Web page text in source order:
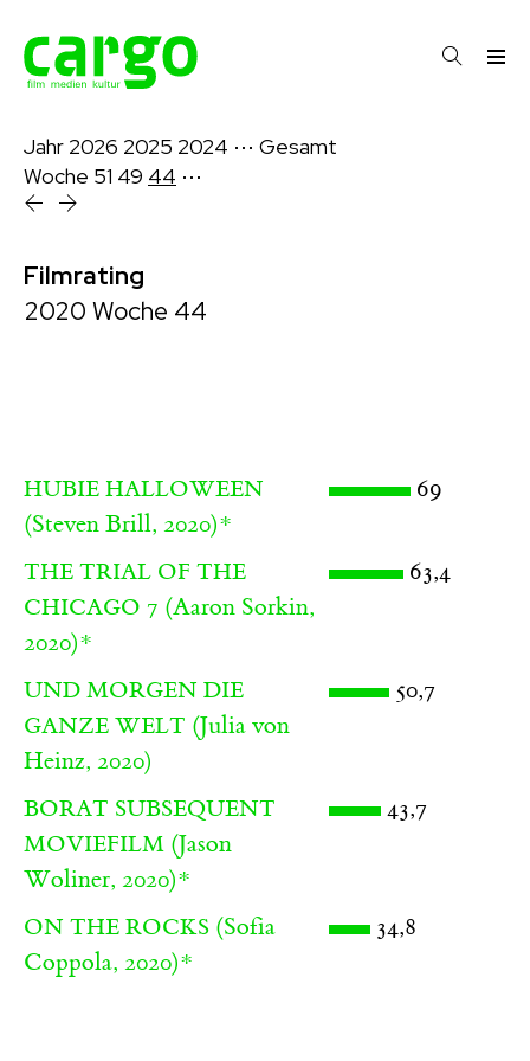
Jahr 2026 2025 2024 ⋯ Gesamt
Woche 51 49 44 ⋯
Filmrating
2020 Woche 44
HUBIE HALLOWEEN
(Steven Brill, 2020)*
69
THE TRIAL OF THE
CHICAGO 7 (Aaron Sorkin,
2020)*
63,4
UND MORGEN DIE
GANZE WELT (Julia von
Heinz, 2020)
50,7
BORAT SUBSEQUENT
MOVIEFILM (Jason
Woliner, 2020)*
43,7
ON THE ROCKS (Sofia
Coppola, 2020)*
34,8